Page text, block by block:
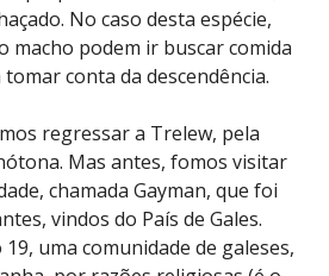
No caso desta espécie,
macho podem ir buscar comida
conta da descendência.
regressar a Trelew, pela
Mas antes, fomos visitar
chamada Gayman, que foi
vindos do País de Gales.
uma comunidade de galeses,